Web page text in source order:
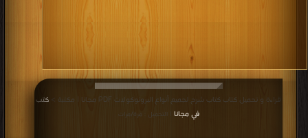
قراءة و تحميل كتاب كتاب شرح لجميع أنواع البروتوكولات PDF مجانا | مكتبة >
كتب
في مجانا | التحميل : مرة/مرات